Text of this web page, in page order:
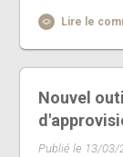
Lire le
Nouvel
Publié le 13/03/